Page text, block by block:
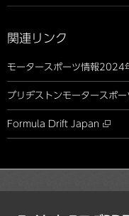
関連リンク
モータースポーツ情報2024
ブリヂストンモータースポー
Formula Drift Japan